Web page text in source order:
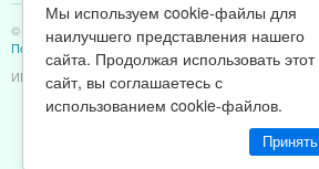
© 2011-2026 Предназначение быть Женщиной
Политика конфиденциальности
ИП Валяев А. В. | ИНН 380111808709
Мы используем cookie-файлы для
наилучшего представления нашего
сайта. Продолжая использовать этот
сайт, вы соглашаетесь с
использованием cookie-файлов.
Принять